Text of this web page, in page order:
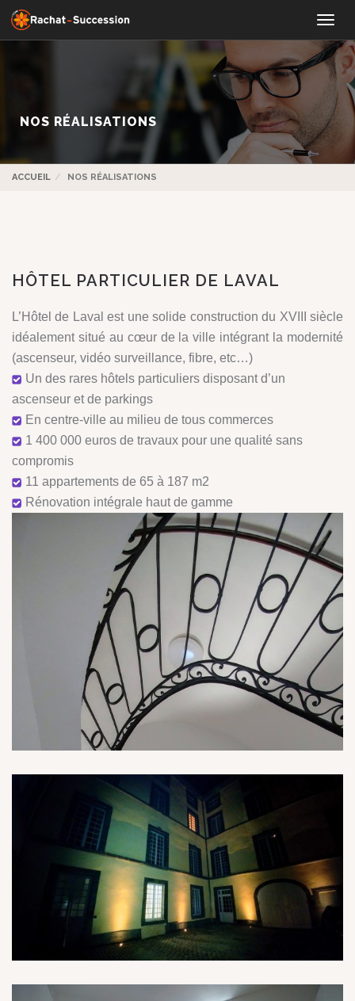
NOS RÉALISATIONS
ACCUEIL NOS RÉALISATIONS
HÔTEL PARTICULIER DE LAVAL
L’Hôtel de Laval est une solide construction du XVIII siècle
idéalement situé au cœur de la ville intégrant la modernité
(ascenseur, vidéo surveillance, fibre, etc…)
Un des rares hôtels particuliers disposant d’un
ascenseur et de parkings
En centre-ville au milieu de tous commerces
1 400 000 euros de travaux pour une qualité sans
compromis
11 appartements de 65 à 187 m2
Rénovation intégrale haut de gamme